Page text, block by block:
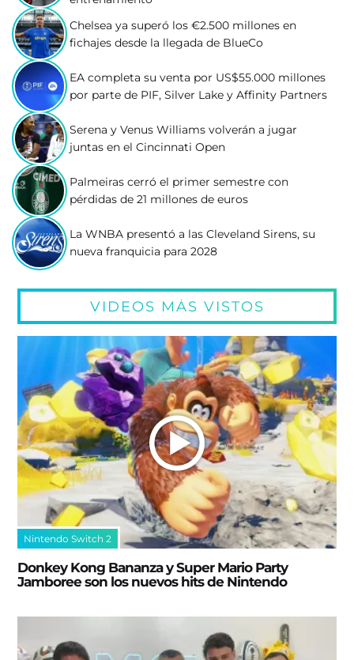
Chelsea ya superó los €2.500 millones en
fichajes desde la llegada de BlueCo
EA completa su venta por US$55.000 millones
por parte de PIF, Silver Lake y Affinity Partners
Serena y Venus Williams volverán a jugar
juntas en el Cincinnati Open
Palmeiras cerró el primer semestre con
pérdidas de 21 millones de euros
La WNBA presentó a las Cleveland Sirens, su
nueva franquicia para 2028
VIDEOS MÁS VISTOS
Nintendo Switch 2
Donkey Kong Bananza y Super Mario Party
Jamboree son los nuevos hits de Nintendo